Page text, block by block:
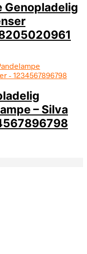
Genopladelig
– Silva